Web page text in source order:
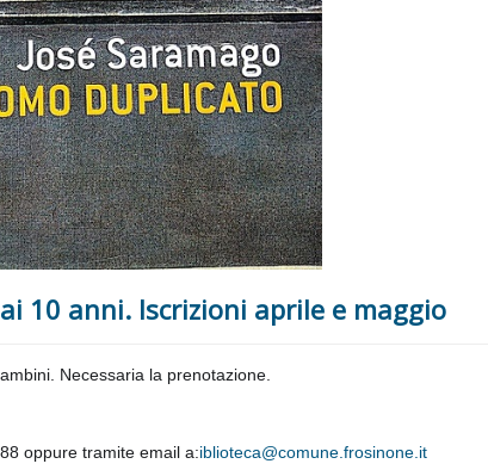
10 anni. Iscrizioni aprile e maggio
Necessaria la prenotazione.
oppure tramite email a:iblioteca@comune.frosinone.it